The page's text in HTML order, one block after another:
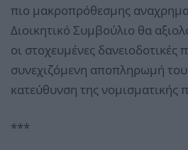
πιο μακροπρόθεσμης
Διοικητικό Συμβούλιο θα
οι στοχευμένες δανειοδοτικές
συνεχιζόμενη αποπληρωμή
κατεύθυνση της νομισματικής
***